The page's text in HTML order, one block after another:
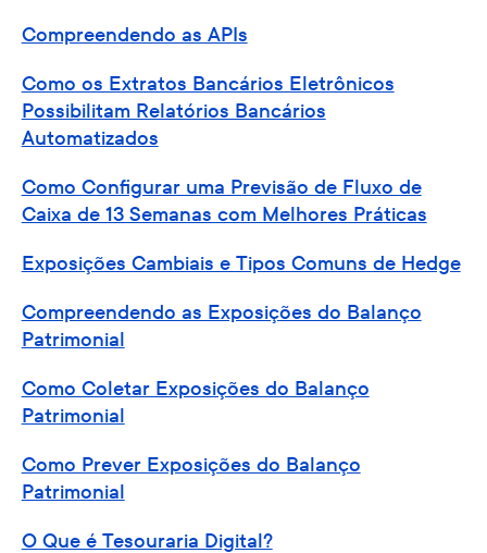
Compreendendo as APIs
Como os Extratos Bancários Eletrônicos
Possibilitam Relatórios Bancários
Automatizados
Como Configurar uma Previsão de Fluxo de
Caixa de 13 Semanas com Melhores Práticas
Exposições Cambiais e Tipos Comuns de Hedge
Compreendendo as Exposições do Balanço
Patrimonial
Como Coletar Exposições do Balanço
Patrimonial
Como Prever Exposições do Balanço
Patrimonial
O Que é Tesouraria Digital?